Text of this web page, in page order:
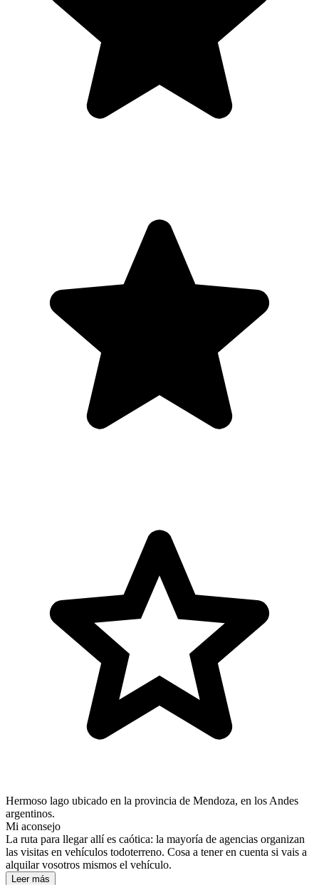
Hermoso lago ubicado en la provincia de Mendoza, en los Andes
argentinos.
Mi aconsejo
La ruta para llegar allí es caótica: la mayoría de agencias organizan
las visitas en vehículos todoterreno. Cosa a tener en cuenta si vais a
alquilar vosotros mismos el vehículo.
Leer más